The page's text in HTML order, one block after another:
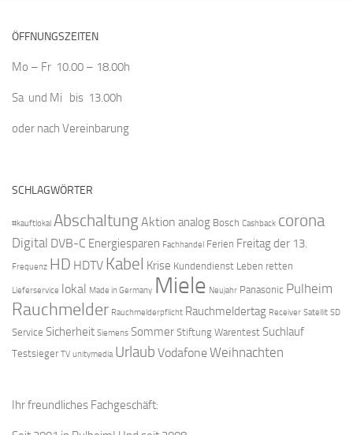
ÖFFNUNGSZEITEN
Mo – Fr 10.00 – 18.00h
Sa und Mi bis 13.00h
oder nach Vereinbarung
SCHLAGWÖRTER
#kauftlokal AbschaltungAktion analog Bosch Cashback corona
Digital DVB-C Energiesparen Fachhandel Ferien Freitag der 13.
Frequenz HD HDTV Kabel Krise Kundendienst Leben retten
Lieferservice lokal Made in Germany Miele Neujahr Panasonic Pulheim
Rauchmelder Rauchmelderpflicht Rauchmeldertag Receiver Satellit SD
Service Sicherheit Siemens Sommer Stiftung Warentest Suchlauf
Testsieger TV unitymedia Urlaub VodafoneWeihnachten
Ihr freundliches Fachgeschäft: